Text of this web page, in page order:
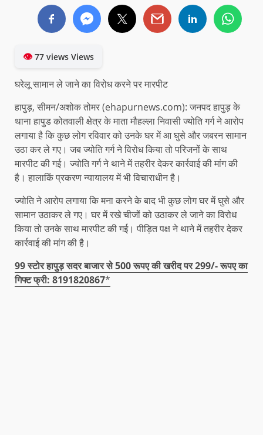
👁77 views Views
घरेलू सामान ले जाने का विरोध करने पर मारपीट
हापुड़, सीमन/अशोक तोमर (ehapurnews.com): जनपद हापुड़ के
थाना हापुड कोतवाली क्षेत्र के माता मौहल्ला निवासी ज्योति गर्ग ने आरोप
लगाया है कि कुछ लोग रविवार को उनके घर में आ घुसे और जबरन सामान
उठा कर ले गए। जब ज्योति गर्ग ने विरोध किया तो परिजनों के साथ
मारपीट की गई। ज्योति गर्ग ने थाने में तहरीर देकर कार्रवाई की मांग की
है। हालाकिं प्रकरण न्यायालय में भी विचाराधीन है।
ज्योति ने आरोप लगाया कि मना करने के बाद भी कुछ लोग घर में घुसे और
सामान उठाकर ले गए। घर में रखे चीजों को उठाकर ले जाने का विरोध
किया तो उनके साथ मारपीट की गई। पीड़ित पक्ष ने थाने में तहरीर देकर
कार्रवाई की मांग की है।
99 स्टोर हापुड़ सदर बाजार से 500 रूपए की खरीद पर 299/- रूपए का
गिफ्ट फ्री: 8191820867*